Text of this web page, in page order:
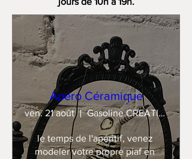
Apéro Céramique
ven. 21 août Gasoline CREATION
le temps de l'apéritif, venez
modeler votre propre piaf en